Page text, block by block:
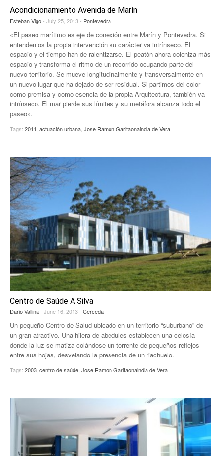
EUROPAN
Acondicionamiento Avenida de Marín
Esteban Vigo- July 25, 2013 - Pontevedra
«El paseo marítimo es eje de conexión entre Marín y Pontevedra. Si
entendemos la propia intervención su carácter va intrínseco. El
espacio y el tiempo han de ralentizarse. El peatón ahora coloniza más
espacio y transforma el ritmo de un recorrido ocupando parte del
nuevo territorio. Se mueve longitudinalmente y transversalmente en
un nuevo lugar que ha dejado de ser residual. Si partimos del color
como premisa y como esencia de la propia Arquitectura, también va
intrínseco. El mar pierde sus límites y su metáfora alcanza todo el
paseo».
Tags: 2011, actuación urbana, Jose Ramon Garitaonaindia de Vera
Centro de Saúde A Silva
Dario Vallina- June 16, 2013 - Cerceda
Un pequeño Centro de Salud ubicado en un territorio “suburbano” de
un gran atractivo. Una hilera de abedules establecen una celosía
donde la luz se matiza colándose un torrente de pequeños reflejos
entre sus hojas, desvelando la presencia de un riachuelo.
Tags: 2003 centro de saúde Jose Ramon Garitaonaindia de Vera